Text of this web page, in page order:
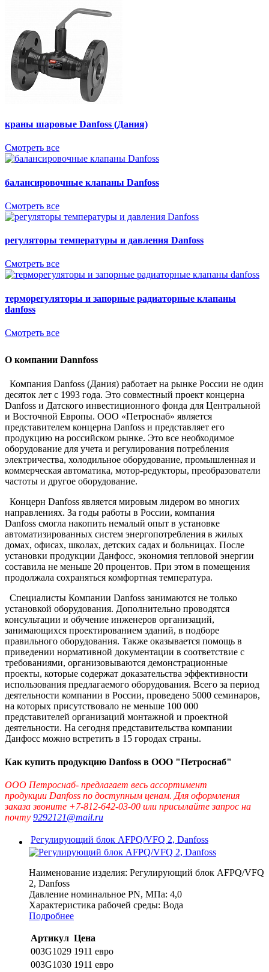
краны шаровые Danfoss (Дания)
Смотреть все
балансировочные клапаны Danfoss
Смотреть все
регуляторы температуры и давления Danfoss
Смотреть все
терморегуляторы и запорные радиаторные клапаны
danfoss
Смотреть все
О компании Dannfoss
Компания Danfoss (Дания) работает на рынке России не один
десяток лет с 1993 года. Это совместный проект концерна
Danfoss и Датского инвестиционного фонда для Центральной
и Восточной Европы. ООО «Петроснаб» является
представителем концерна Danfoss и представляет его
продукцию на российском рынке. Это все необходимое
оборудование для учета и регулирования потребления
электричества, холодильное оборудование, промышленная и
коммерческая автоматика, мотор-редукторы, преобразователи
частоты и другое оборудование.
Концерн Danfoss является мировым лидером во многих
направлениях. За годы работы в России, компания
Danfoss смогла накопить немалый опыт в установке
автоматизированных систем энергопотребления в жилых
домах, офисах, школах, детских садах и больницах. После
установки продукции Данфосс, экономия тепловой энергии
составила не меньше 20 процентов. При этом в помещения
продолжала сохраняться комфортная температура.
Специалисты Компании Danfoss занимаются не только
установкой оборудования. Дополнительно проводятся
консультации и обучение инженеров организаций,
занимающихся проектированием зданий, в подборе
правильного оборудования. Также оказывается помощь в
приведении нормативной документации в соответствие с
требованиями, организовываются демонстрационные
проекты, которые содержат доказательства эффективности
использования предлагаемого оборудования. Всего за период
деятельности компании в России, проведено 5000 семинаров,
на которых присутствовало не меньше 100 000
представителей организаций монтажной и проектной
деятельности. На сегодня представительства компании
Данфосс можно встретить в 15 городах страны.
Как купить продукцию Danfoss в ООО "Петроснаб"
ООО Петроснаб- предлагает весь ассортимент
продукции Danfoss по доступным ценам. Для оформления
заказа звоните +7-812-642-03-00 или присылайте запрос на
почту 9292121@mail.ru
Регулирующий блок AFPQ/VFQ 2, Danfoss
Наименование изделия: Регулирующий блок AFPQ/VFQ
2, Danfoss
Давление номинальное PN, МПа: 4,0
Характеристика рабочей среды: Вода
Подробнее
Артикул Цена
003G1029 1911 евро
003G1030 1911 евро